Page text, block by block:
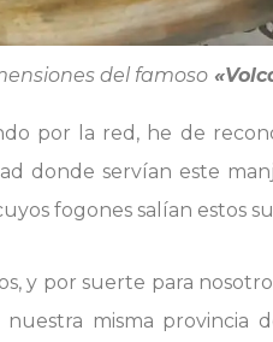
del famoso
por la red, he de
donde servían este
fogones salían estos
y por suerte para
misma provincia